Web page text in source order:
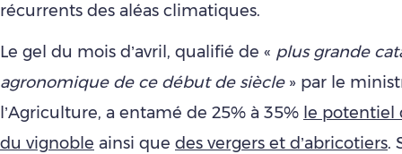
récurrents des aléas climatiques.
Le gel du mois d’avril, qualifié de « plus grande
agronomique de ce début de siècle» par le
l’Agriculture, a entamé de 25% à 35% le potentiel
du vignoble ainsi que des vergers et d’abricotiers.